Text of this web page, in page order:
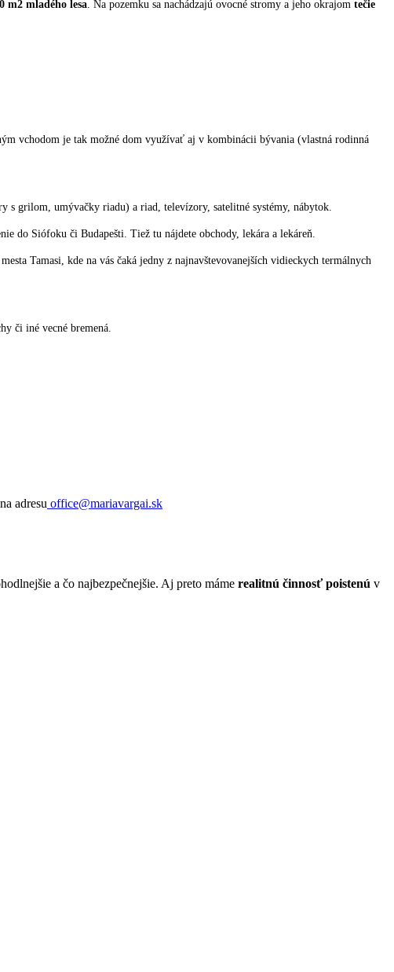
m2 mladého lesa . Na pozemku sa nachádzajú ovocné stromy a jeho okrajom tečie
vchodom je tak možné dom využívať aj v kombinácii bývania (vlastná rodinná
s grilom, umývačky riadu) a riad, televízory, satelitné systémy, nábytok.
do Siófoku či Budapešti. Tiež tu nájdete obchody, lekára a lekáreň.
Tamasi, kde na vás čaká jedny z najnavštevovanejších vidieckych termálnych
či iné vecné bremená.
adresu office@mariavargai.sk
a čo najbezpečnejšie. Aj preto máme realitnú činnosť poistenú v